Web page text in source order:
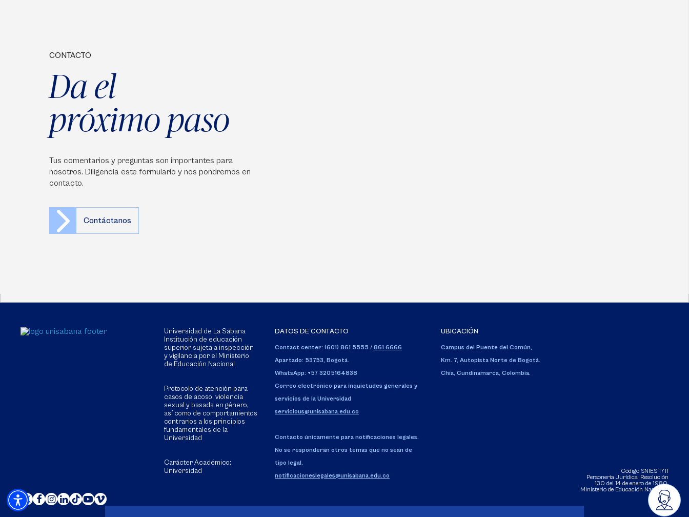
CONTACTO
Da el
próximo paso
Tus comentarios y preguntas son importantes para
nosotros. Diligencia este formulario y nos pondremos en
contacto.
Contáctanos
Universidad de La Sabana
Institución de educación
superior sujeta a inspección
y vigilancia por el Ministerio
de Educación Nacional
Protocolo de atención para
casos de acoso, violencia
sexual y basada en género,
así como de comportamientos
contrarios a los principios
fundamentales de la
Universidad
Carácter Académico:
Universidad
DATOS DE CONTACTO
Contact center: (601) 861 5555 / 861 6666
Apartado: 53753, Bogotá.
WhatsApp: +57 3205164838
Correo electrónico para inquietudes generales y
servicios de la Universidad
servicious@unisabana.edu.co
Contacto únicamente para notificaciones legales.
No se responderán otros temas que no sean de
tipo legal.
notificacioneslegales@unisabana.edu.co
UBICACIÓN
Campus del Puente del Común,
Km. 7, Autopista Norte de Bogotá.
Chía, Cundinamarca, Colombia.
Código SNIES 1711
Personería Jurídica: Resolución
130 del 14 de enero de 1980.
Ministerio de Educación Nacional.